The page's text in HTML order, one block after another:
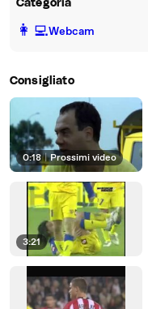
Categoria
️👩‍💻️Webcam
Consigliato
0:18 | Prossimi video
3:21